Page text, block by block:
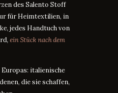
des Salento Stoff
für Heimtextilien, in
jedes Handtuch von
ein Stück nach dem
Europas: italienische
die sie schaffen,